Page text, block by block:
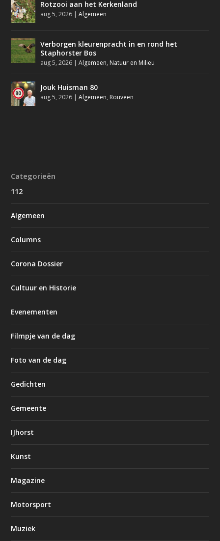
Rotzooi aan het Kerkenland
aug 5, 2026 |Algemeen
Verborgen kleurenpracht in en rond het
Staphorster Bos
aug 5, 2026 |Algemeen, Natuur en Milieu
Jouk Huisman 80
aug 5, 2026 |Algemeen, Rouveen
Categorieën
112
Algemeen
Columns
Corona Dossier
Cultuur en Historie
Evenementen
Filmpje van de dag
Foto van de dag
Gedichten
Gemeente
IJhorst
Kunst
Magazine
Motorsport
Muziek